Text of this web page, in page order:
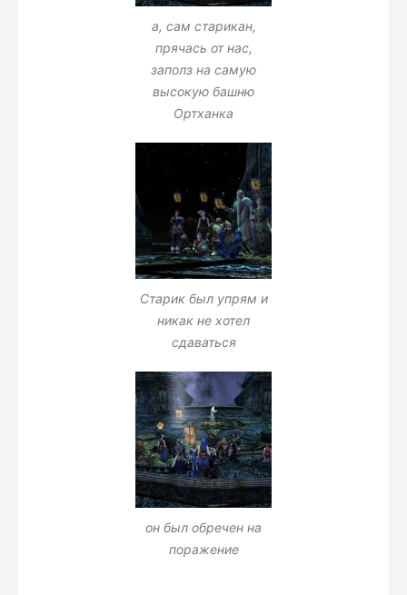
а, сам старикан,
прячась от нас,
заполз на самую
высокую башню
Ортханка
Старик был упрям и
никак не хотел
сдаваться
он был обречен на
поражение